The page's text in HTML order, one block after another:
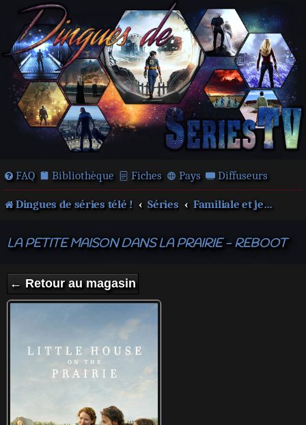
FAQ Bibliothèque Fiches Pays Diffuseurs
Dingues de séries télé ! Séries Familiale et jeunesse
LA PETITE MAISON DANS LA PRAIRIE - REBOOT
← Retour au magasin